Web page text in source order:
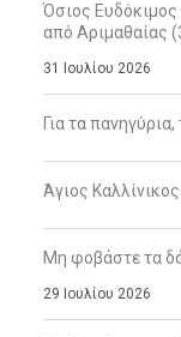
Όσιος Ευδόκιμος
από Αριμαθαίας
31 Ιουλίου 2026
Για τα
Άγιος
Μη φοβάστε τα
29 Ιουλίου 2026